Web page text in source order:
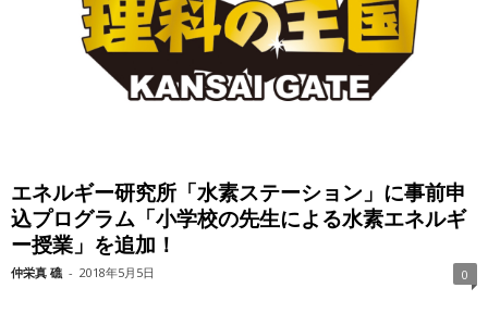
エネルギー研究所「水素ステーション」に事前申
込プログラム「小学校の先生による水素エネルギ
ー授業」を追加！
仲栄真 礁 - 2018年5月5日 0